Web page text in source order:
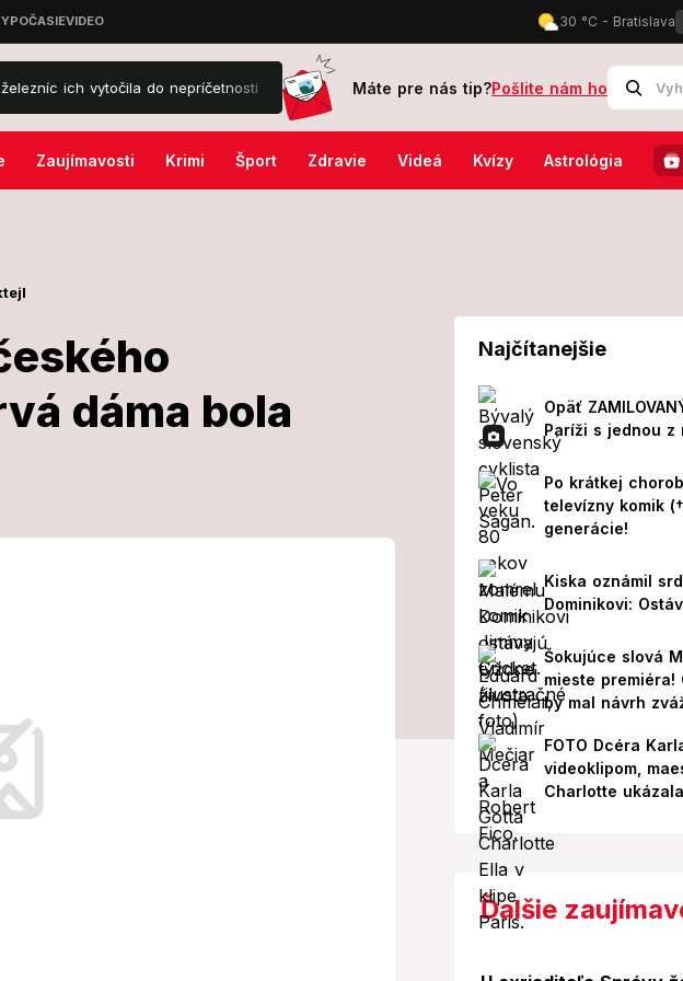
do nepríčetnosti Záhada nevoľnosti návštevníkov na kúpalisku v Diakovciach:
Máte pre nás tip?Pošlite nám ho
Zaujímavosti Krimi Šport Zdravie Videá Kvízy Astrológia
dáma bola
českého
Prvá dáma
českého prezidenta Petra Pavla.
Najčítanejšie
Opäť
Paríži s jednou z
Po krátkej
televízny komik
generácie!
Kiska oznámil
Dominikovi:
Šokujúce slová
mieste premiéra!
by mal návrh
FOTO Dcéra
videoklipom,
Charlotte
Ďalšie